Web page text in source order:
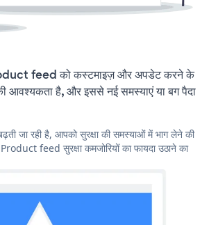
feed को कस्टमाइज़ और अपडेट करने के
आवश्यकता है, और इससे नई समस्याएं या बग पैदा
जा रही है, आपको सुरक्षा की समस्याओं में भाग लेने की
feed सुरक्षा कमजोरियों का फायदा उठाने का